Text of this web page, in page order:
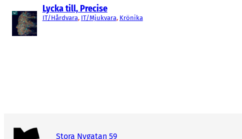
Lycka till, Precise
IT/Hårdvara, IT/Mjukvara, Krönika
Stora Nygatan 59